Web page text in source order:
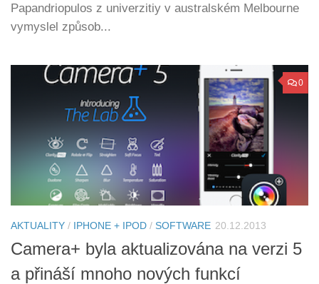
Papandriopulos z univerzitiy v australském Melbourne
vymyslel způsob...
0
AKTUALITY / IPHONE + IPOD / SOFTWARE 20.12.2013
Camera+ byla aktualizována na verzi 5
a přináší mnoho nových funkcí